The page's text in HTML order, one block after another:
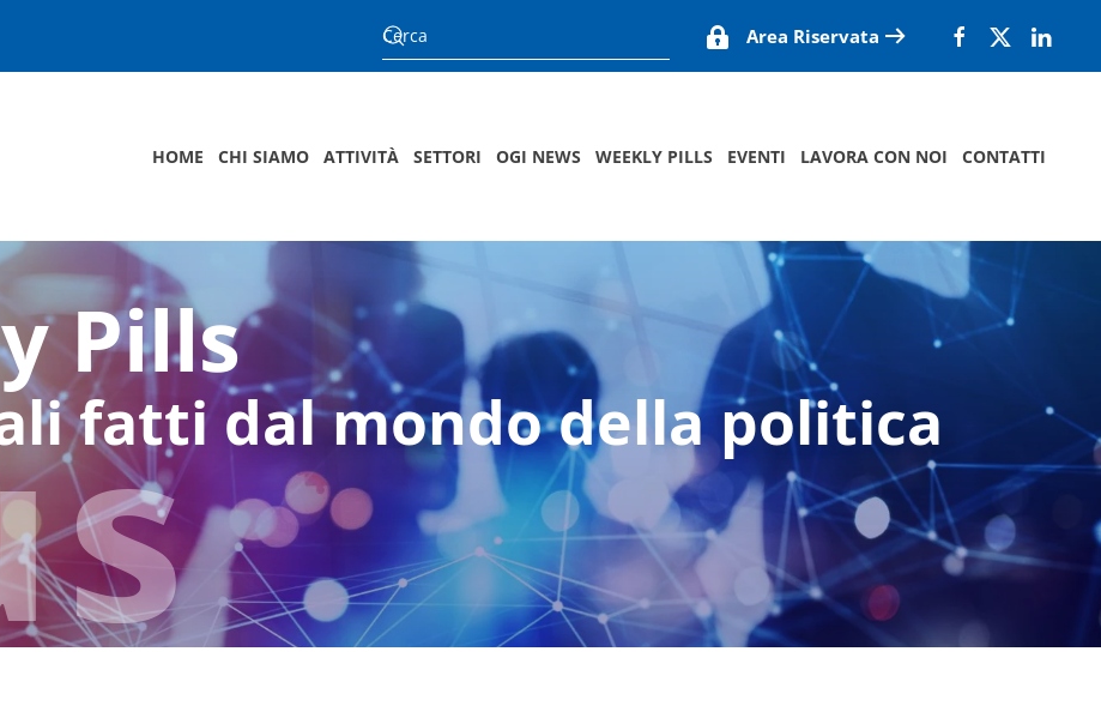
Area Riservata
HOME CHI SIAMO ATTIVITÀ SETTORI OGI NEWS WEEKLY PILLS EVENTI LAVORA CON NOI CONTATTI
Pills
fatti dal mondo della politica